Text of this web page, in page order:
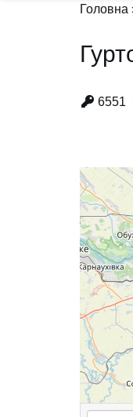
Головна
6551